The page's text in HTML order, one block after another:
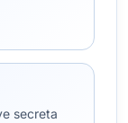
secreta